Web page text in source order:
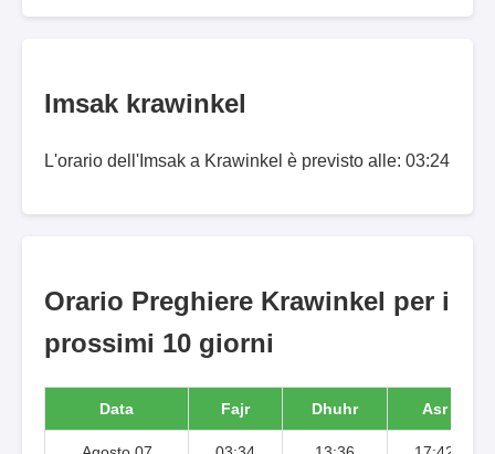
Imsak krawinkel
L'orario dell'Imsak a Krawinkel è previsto alle: 03:24
Orario Preghiere Krawinkel per i
prossimi 10 giorni
Data Fajr Dhuhr Asr